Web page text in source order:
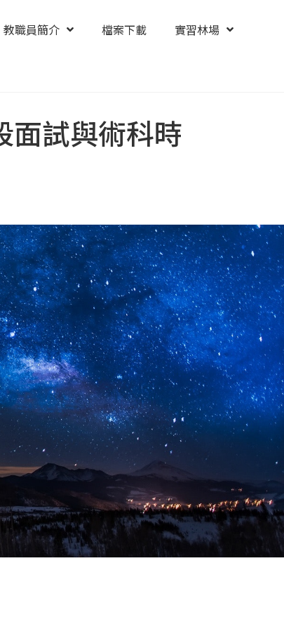
教職員簡介 檔案下載
實習林場
面試與術科時